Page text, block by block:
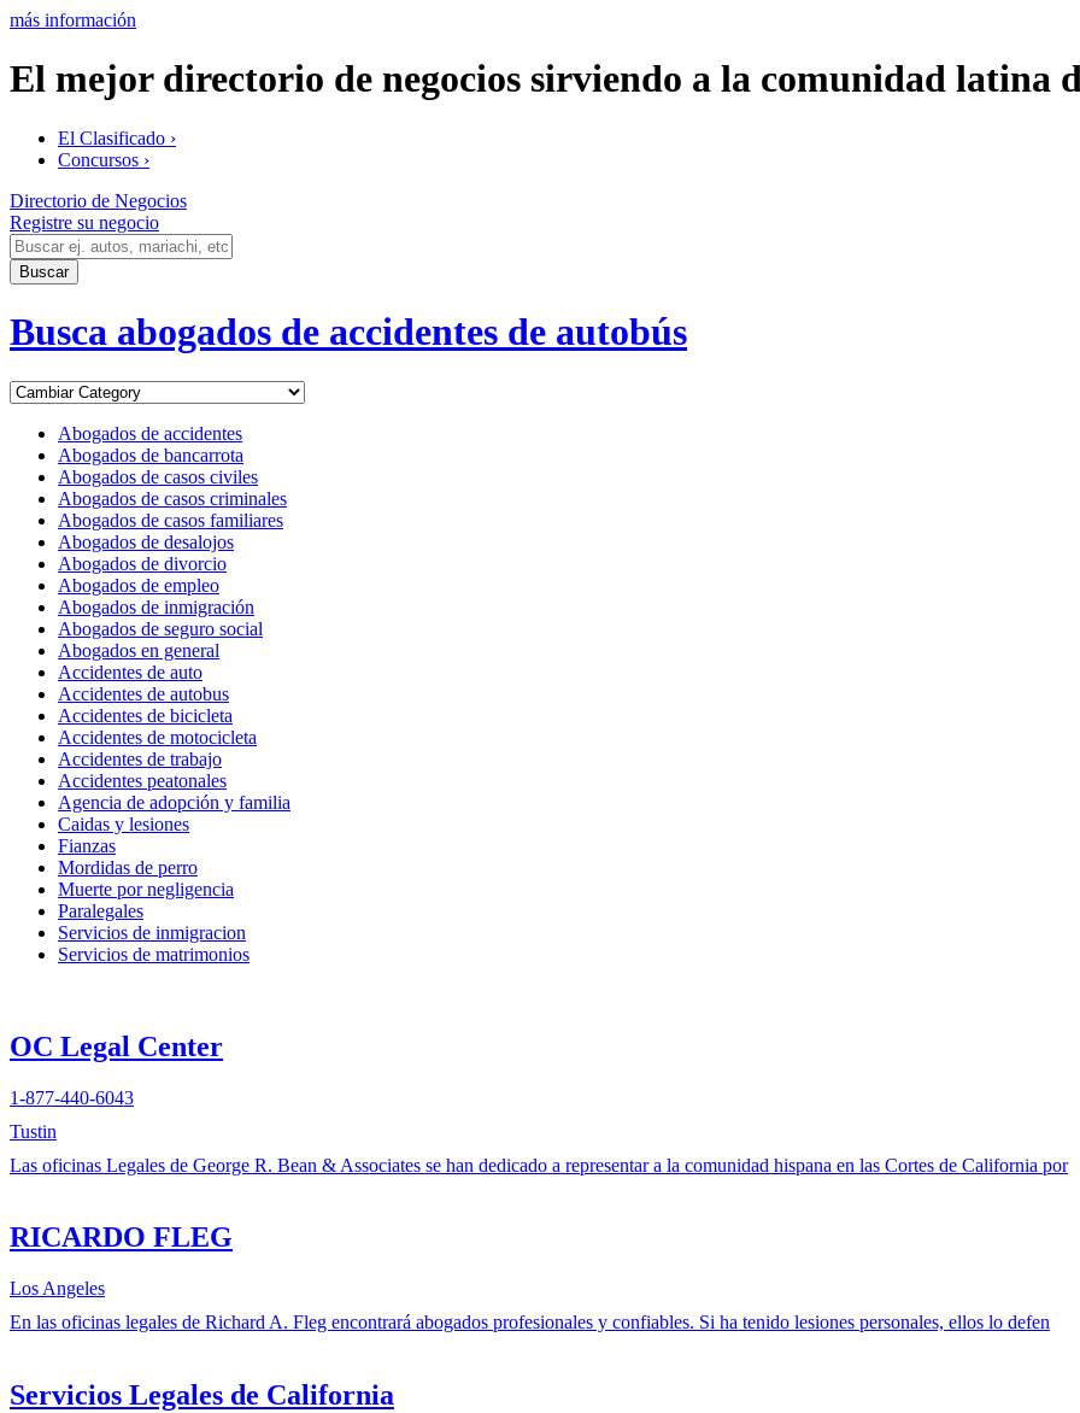
más información
El mejor directorio de negocios sirviendo a la comunidad latina
El Clasificado ›
Concursos ›
Directorio de Negocios
Registre su negocio
Busca abogados de accidentes de autobús
Abogados de accidentes
Abogados de bancarrota
Abogados de casos civiles
Abogados de casos criminales
Abogados de casos familiares
Abogados de desalojos
Abogados de divorcio
Abogados de empleo
Abogados de inmigración
Abogados de seguro social
Abogados en general
Accidentes de auto
Accidentes de autobus
Accidentes de bicicleta
Accidentes de motocicleta
Accidentes de trabajo
Accidentes peatonales
Agencia de adopción y familia
Caidas y lesiones
Fianzas
Mordidas de perro
Muerte por negligencia
Paralegales
Servicios de inmigracion
Servicios de matrimonios
OC Legal Center
1-877-440-6043
Tustin
Las oficinas Legales de George R. Bean & Associates se han dedicado a representar a la comunidad hispana en las Cortes de California por
RICARDO FLEG
Los Angeles
En las oficinas legales de Richard A. Fleg encontrará abogados profesionales y confiables. Si ha tenido lesiones personales, ellos lo defen
Servicios Legales de California